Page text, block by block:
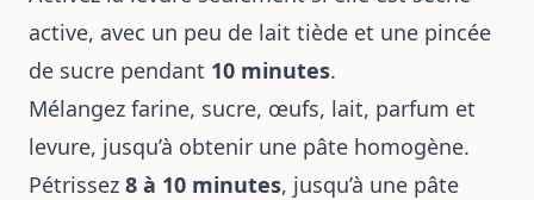
active, avec un peu de lait tiède et une pincée
de sucre pendant 10 minutes.
Mélangez farine, sucre, œufs, lait, parfum et
levure, jusqu’à obtenir une pâte homogène.
Pétrissez 8 à 10 minutes, jusqu’à une pâte